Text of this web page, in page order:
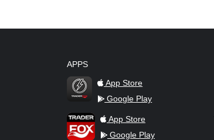
APPS
TraderFox Flash
App Store
Google Play
TraderFox AppApp Store
Google Play